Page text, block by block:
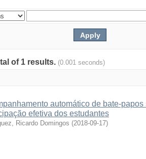
of 1 results. (0.001 seconds)
automático de bate-
efetiva dos estudantes
Ricardo Domingos (2018-09-17)